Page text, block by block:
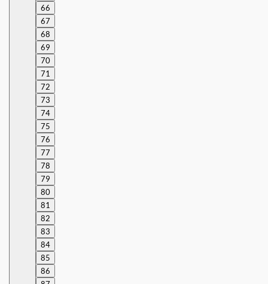
66
67
68
69
70
71
72
73
74
75
76
77
78
79
80
81
82
83
84
85
86